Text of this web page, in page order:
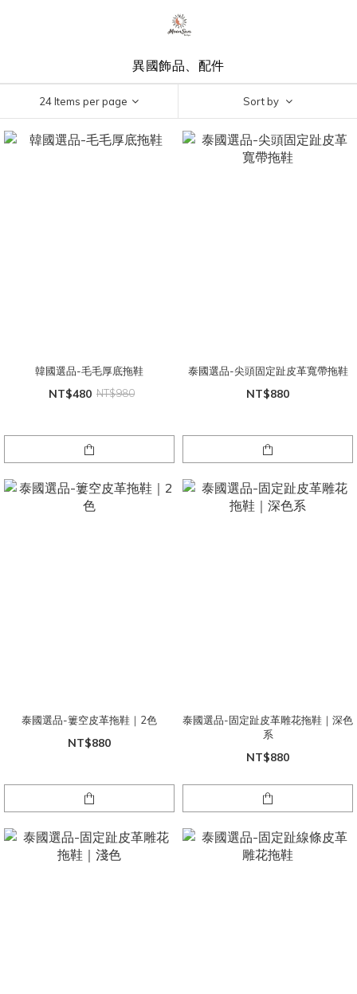
異國飾品、配件
24 Items per page Sort by
韓國選品-毛毛厚底拖鞋
NT$480 NT$980
泰國選品-尖頭固定趾皮革寬帶拖鞋
NT$880
泰國選品-簍空皮革拖鞋｜2色
NT$880
泰國選品-固定趾皮革雕花拖鞋｜深色
系
NT$880